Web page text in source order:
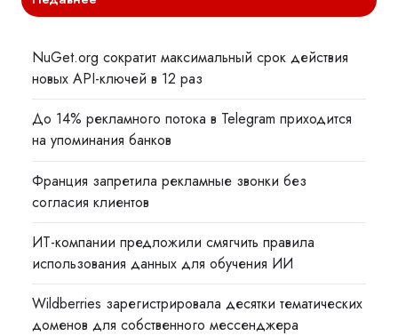
NuGet.org сократит максимальный срок действия
новых API-ключей в 12 раз
До 14% рекламного потока в Telegram приходится
на упоминания банков
Франция запретила рекламные звонки без
согласия клиентов
ИТ-компании предложили смягчить правила
использования данных для обучения ИИ
Wildberries зарегистрировала десятки тематических
доменов для собственного мессенджера